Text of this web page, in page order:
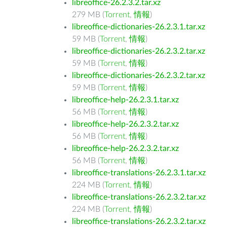
libreoffice-26.2.3.2.tar.xz
279 MB (Torrent,情報)
libreoffice-dictionaries-26.2.3.1.tar.xz
59 MB (Torrent,情報)
libreoffice-dictionaries-26.2.3.2.tar.xz
59 MB (Torrent,情報)
libreoffice-dictionaries-26.2.3.2.tar.xz
59 MB (Torrent,情報)
libreoffice-help-26.2.3.1.tar.xz
56 MB (Torrent,情報)
libreoffice-help-26.2.3.2.tar.xz
56 MB (Torrent,情報)
libreoffice-help-26.2.3.2.tar.xz
56 MB (Torrent,情報)
libreoffice-translations-26.2.3.1.tar.xz
224 MB (Torrent,情報)
libreoffice-translations-26.2.3.2.tar.xz
224 MB (Torrent,情報)
libreoffice-translations-26.2.3.2.tar.xz